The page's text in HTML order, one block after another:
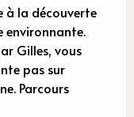
à la découverte
environnante.
Gilles, vous
pas sur
Parcours